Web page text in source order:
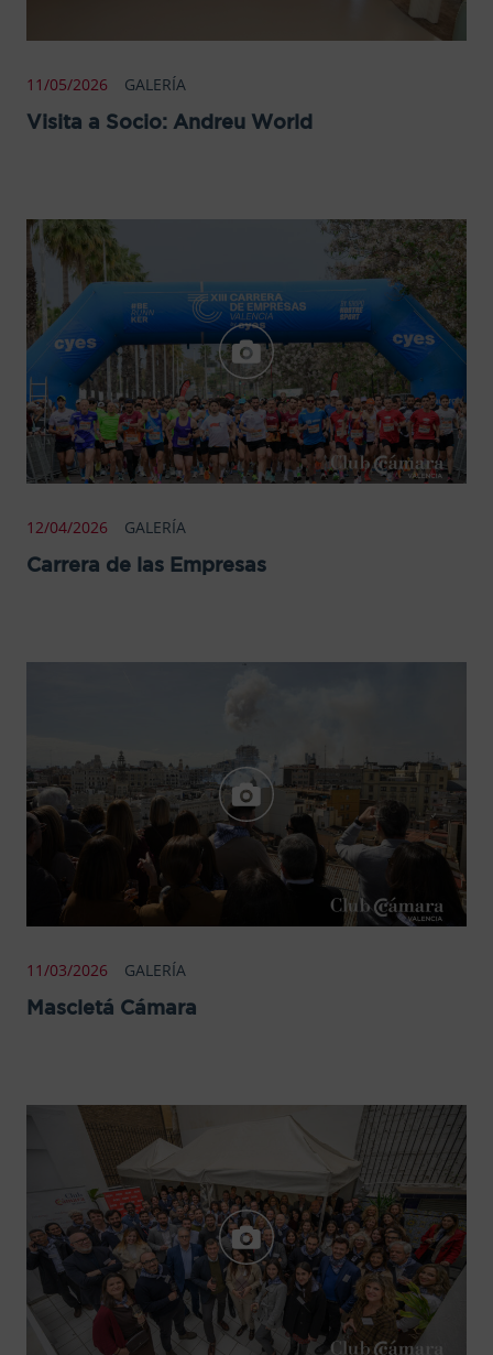
11/05/2026 GALERÍA
Visita a Socio: Andreu World
12/04/2026 GALERÍA
Carrera de las Empresas
11/03/2026 GALERÍA
Mascletá Cámara